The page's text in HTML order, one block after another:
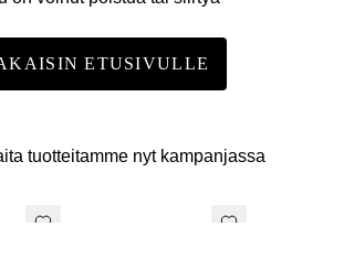
ETUSIVULLE
tuotteitamme nyt kampanjassa